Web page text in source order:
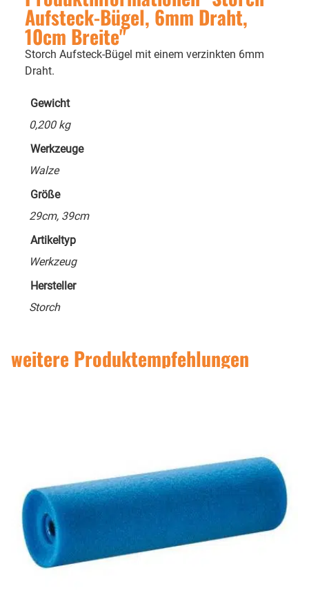
Aufsteck-Bügel, 6mm Draht,
10cm Breite"
Storch Aufsteck-Bügel mit einem verzinkten 6mm
Draht.
Gewicht
0,200 kg
Werkzeuge
Walze
Größe
29cm, 39cm
Artikeltyp
Werkzeug
Hersteller
Storch
weitere Produktempfehlungen